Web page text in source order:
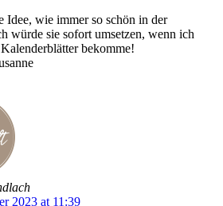
wie immer so schön in der
würde sie sofort umsetzen, wenn ich
bekomme!
2023 at 11:39